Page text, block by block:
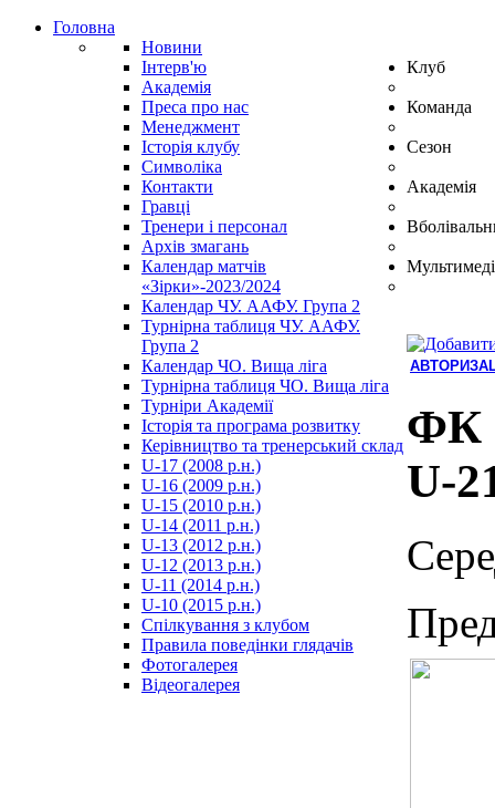
Головна
Новини
Інтерв'ю
Академія
Преса про нас
Клуб
Менеджмент
Історія клубу
Символіка
Контакти
Команда
Гравці
Тренери і персонал
Архів змагань
Сезон
Календар матчів
«Зірки»-2023/2024
Календар ЧУ. ААФУ. Група 2
Турнірна таблиця ЧУ. ААФУ.
Група 2
Календар ЧО. Вища ліга
Турнірна таблиця ЧО. Вища ліга
Академія
Турніри Академії
Історія та програма розвитку
Керівництво та тренерський склад
U-17 (2008 р.н.)
U-16 (2009 р.н.)
U-15 (2010 р.н.)
U-14 (2011 р.н.)
U-13 (2012 р.н.)
U-12 (2013 р.н.)
U-11 (2014 р.н.)
U-10 (2015 р.н.)
Спілкування з клубом
Правила поведінки глядачів
Фотогалерея
Відеогалерея
ФК
U-